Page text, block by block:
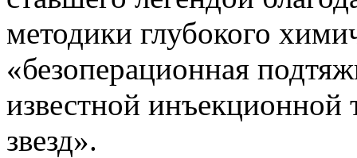
методики глубокого
«безоперационная
известной инъекционной
звезд».